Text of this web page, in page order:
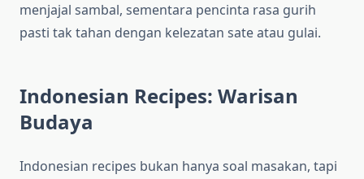
menjajal samb​a​l, sementara pencinta rasa gurih
pasti tak tahan dengan kelezatan sate atau gulai.
Indonesian Recipes: Warisan
Budaya
Indonesian recipes bukan hanya soal masakan, tapi